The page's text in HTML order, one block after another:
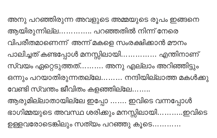
അനു പറഞ്ഞിരുന്ന അവളുടെ അമ്മയുടെ രൂപം ഇങ്ങനെ
ആയിരുന്നില്ല………….. പറഞ്ഞതിൽ നിന്ന് നേരെ
വിപരീതമാണെന്ന് അന്ന് മകളെ സംരക്ഷിക്കാൻ മൗനം
പാലിച്ചത് കണ്ടപ്പോൾ മനസ്സിലായി…………… എന്തിനാണ്
സ്വയം ഏറ്റെടുത്തത്………. അനു എല്ലാം അറിഞ്ഞിട്ടും
ഒന്നും പറയാതിരുന്നതല്ലേ……… നന്ദിയില്ലാത്ത മകൾക്കു
വേണ്ടി സ്വന്തം ജീവിതം കളഞ്ഞില്ലേ……..
ആരുമില്ലാതായില്ലേ ഇപ്പോ ……. ഇവിടെ വന്നപ്പോൾ
ഭാഗിമ്മയുടെ അവസ്ഥ ശരിക്കും മനസ്സിലായി………..ഇവിടെ
ഉള്ളവരോടെങ്കിലും സത്യം പറഞ്ഞു കൂടെ…………